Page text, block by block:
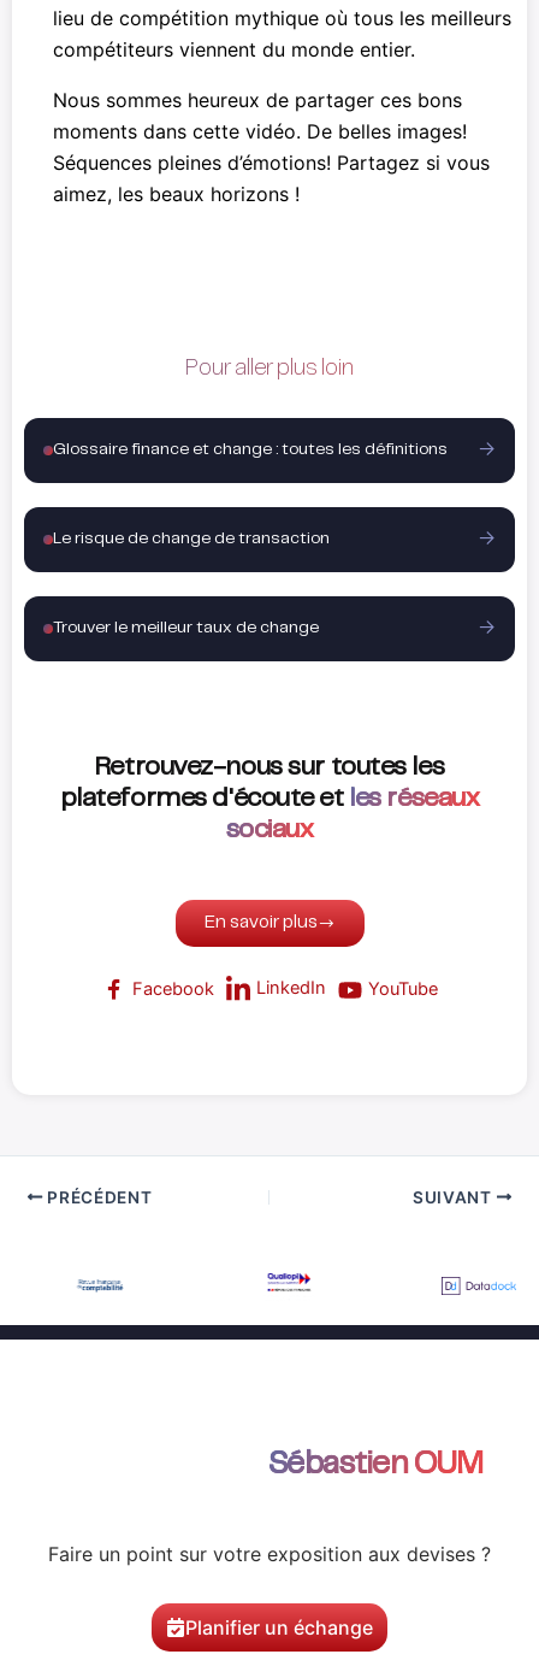
lieu de compétition mythique où tous les meilleurs
compétiteurs viennent du monde entier.
Nous sommes heureux de partager ces bons
moments dans cette vidéo. De belles images!
Séquences pleines d’émotions! Partagez si vous
aimez, les beaux horizons !
Pour aller plus loin
Glossaire finance et change : toutes les définitions
Le risque de change de transaction
Trouver le meilleur taux de change
Retrouvez-nous sur toutes les
plateformes d'écoute et les réseaux
sociaux
En savoir plus
Facebook LinkedIn YouTube
PRÉCÉDENT SUIVANT
Sébastien OUM
Faire un point sur votre exposition aux devises ?
Planifier un échange